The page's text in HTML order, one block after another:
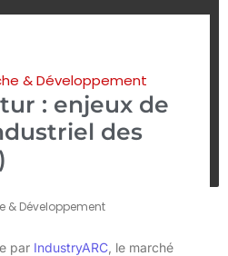
& Développement
: enjeux de
des
& Développement
par IndustryARC , le marché